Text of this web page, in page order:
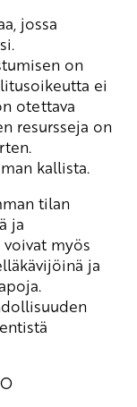
jossa
on
ei
otettava
resursseja on
kallista.
tilan
ja
myös
ja